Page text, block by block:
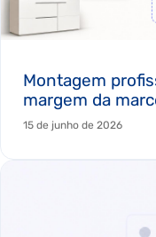
Montagem
margem da
15 de junho de 2026